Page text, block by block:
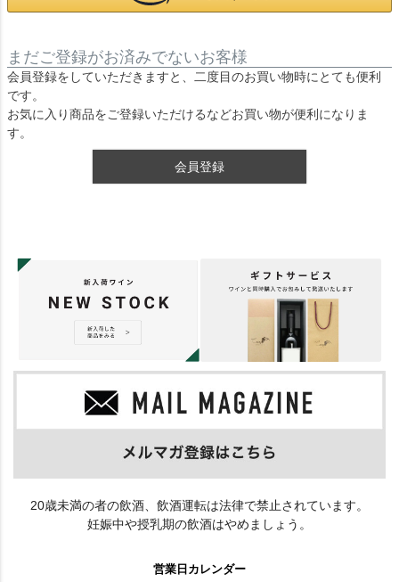
まだご登録がお済みでないお客様
会員登録をしていただきますと、二度目のお買い物時にとても便利
です。
お気に入り商品をご登録いただけるなどお買い物が便利になりま
す。
会員登録
20歳未満の者の飲酒、飲酒運転は法律で禁止されています。
妊娠中や授乳期の飲酒はやめましょう。
営業日カレンダー